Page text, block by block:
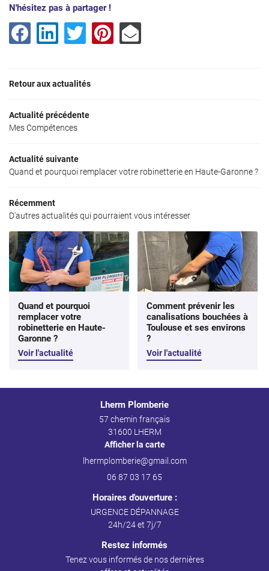
Actualités
Contact
N'hésitez pas à partager !
Retour aux actualités
Actualité précédente
Mes Compétences
Actualité suivante
Quand et pourquoi remplacer votre robinetterie en Haute-Garonne ?
Récemment
D'autres actualités qui pourraient vous intéresser
Quand et pourquoi
remplacer votre
robinetterie en Haute-
Garonne ?
Voir l'actualité
Comment prévenir les
canalisations bouchées à
Toulouse et ses environs
?
Voir l'actualité
Lherm Plomberie
57 chemin français
31600 LHERM
Afficher la carte
06 87 03 17 65
Horaires d'ouverture :
URGENCE DÉPANNAGE
24h/24 et 7j/7
Restez informés
Tenez vous informés de nos dernières